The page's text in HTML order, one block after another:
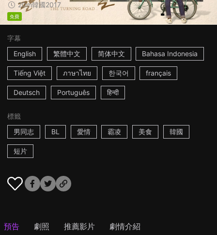
20m韓國2017
免費
字幕
English
繁體中文 简体中文 Bahasa Indonesia
Tiếng Việt ภาษาไทย 한국어 français
Deutsch Português हिन्दी
標籤
男同志
BL 愛情 霸凌 美食 韓國
短片
預告 劇照 推薦影片 劇情介紹